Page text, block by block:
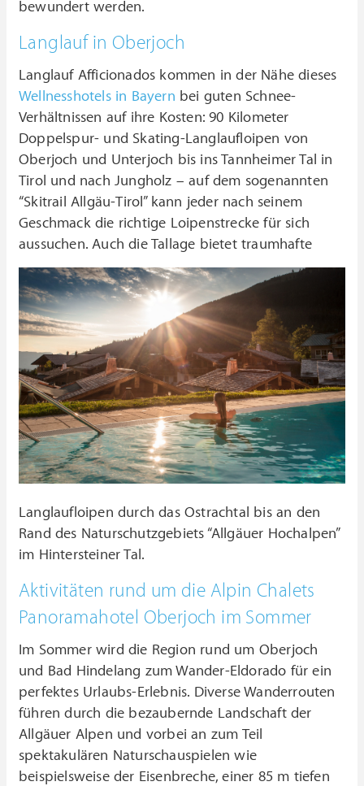
bewundert werden.
Langlauf in Oberjoch
Langlauf Afficionados kommen in der Nähe dieses
Wellnesshotels in Bayern bei guten Schnee-
Verhältnissen auf ihre Kosten: 90 Kilometer
Doppelspur- und Skating-Langlaufloipen von
Oberjoch und Unterjoch bis ins Tannheimer Tal in
Tirol und nach Jungholz – auf dem sogenannten
“Skitrail Allgäu-Tirol” kann jeder nach seinem
Geschmack die richtige Loipenstrecke für sich
aussuchen.Auch die Tallage bietet traumhafte
Langlaufloipen durch das Ostrachtal bis an den
Rand des Naturschutzgebiets “Allgäuer Hochalpen”
im Hintersteiner Tal.
Aktivitäten rund um die Alpin Chalets
Panoramahotel Oberjoch im Sommer
Im Sommer wird die Region rund um Oberjoch
und Bad Hindelang zum Wander-Eldorado für ein
perfektes Urlaubs-Erlebnis. Diverse Wanderrouten
führen durch die bezaubernde Landschaft der
Allgäuer Alpen und vorbei an zum Teil
spektakulären Naturschauspielen wie
beispielsweise der Eisenbreche, einer 85 m tiefen